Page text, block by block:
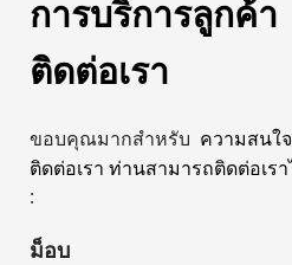
การบริการลูกค้า
ติดต่อเรา
ขอบคุณมากสำหรับ ความสนใ
:
ม็อบ